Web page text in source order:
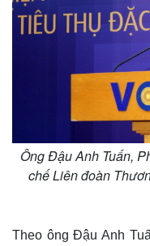
Ông Đậu Anh Tuấn,
chế Liên đoàn
Theo ông Đậu Anh